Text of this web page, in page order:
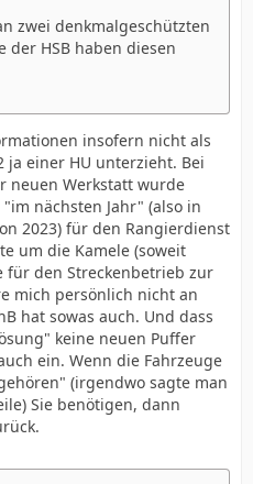
zwei denkmalgeschützten
der HSB haben diesen
insofern nicht als
ja einer HU unterzieht. Bei
neuen Werkstatt wurde
nächsten Jahr" (also in
2023) für den Rangierdienst
um die Kamele (soweit
für den Streckenbetrieb zur
mich persönlich nicht an
hat sowas auch. Und dass
keine neuen Puffer
ein. Wenn die Fahrzeuge
(irgendwo sagte man
Sie benötigen, dann